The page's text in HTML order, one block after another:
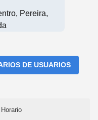
Pereira,
DE USUARIOS
Horario